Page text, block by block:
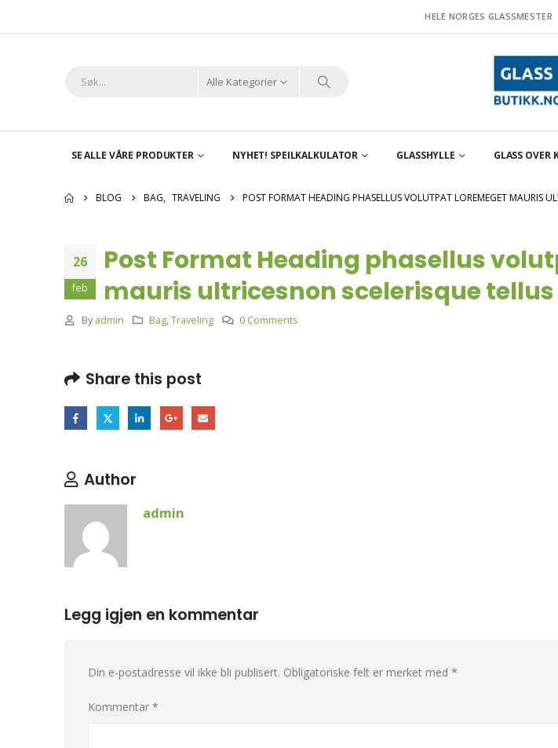
HELE NORGES GLASSMESTER
Alle Kategorier
SE ALLE VÅRE PRODUKTER NYHET! SPEILKALKULATOR GLASSHYLLE GLASS OVER
BLOG BAG, TRAVELING POST FORMAT HEADING PHASELLUS VOLUTPAT LOREMEGET MAURIS
26
feb
Post Format Heading phasellus
mauris ultricesnon scelerisque
By admin Bag,Traveling 0 Comments
Share this post
Author
admin
Legg igjen en kommentar
Din e-postadresse vil ikke bli publisert. Obligatoriske felt er merket med *
Kommentar *